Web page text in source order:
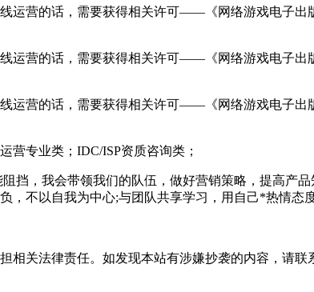
营的话，需要获得相关许可——《网络游戏电子出
营的话，需要获得相关许可——《网络游戏电子出
营的话，需要获得相关许可——《网络游戏电子出
专业类；IDC/ISP资质咨询类；
，我会带领我们的队伍，做好营销策略，提高产品
，不以自我为中心;与团队共享学习，用自己*热情
相关法律责任。如发现本站有涉嫌抄袭的内容，请